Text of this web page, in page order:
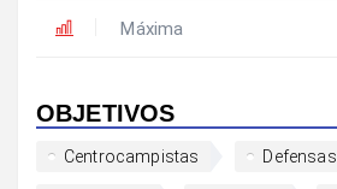
Máxima
OBJETIVOS
Centrocampistas Defensas